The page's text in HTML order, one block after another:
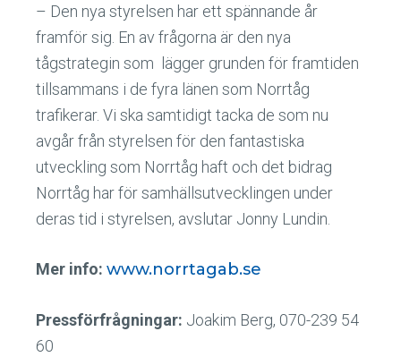
– Den nya styrelsen har ett spännande år
framför sig. En av frågorna är den nya
tågstrategin som lägger grunden för framtiden
tillsammans i de fyra länen som Norrtåg
trafikerar. Vi ska samtidigt tacka de som nu
avgår från styrelsen för den fantastiska
utveckling som Norrtåg haft och det bidrag
Norrtåg har för samhällsutvecklingen under
deras tid i styrelsen, avslutar Jonny Lundin.
Mer info: www.norrtagab.se
Pressförfrågningar: Joakim Berg, 070-239 54
60